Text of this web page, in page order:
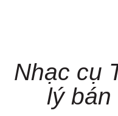
Nhạc cụ
lý bán